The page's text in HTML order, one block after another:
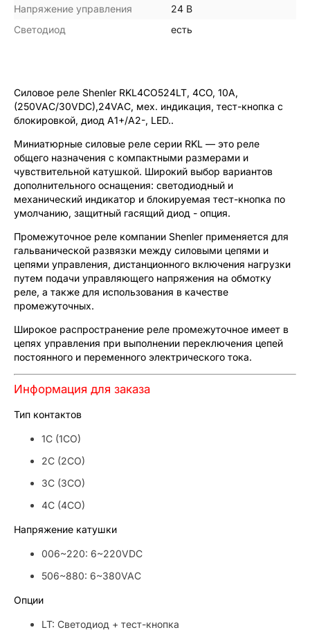
Напряжение управления
24 В
Светодиод
есть
Силовое реле Shenler RKL4CO524LT, 4CO, 10A,
(250VAC/30VDC),24VAC, мех. индикация, тест-кнопка с
блокировкой, диод A1+/A2-, LED..
Миниатюрные силовые реле серии RKL — это реле
общего назначения с компактными размерами и
чувствительной катушкой. Широкий выбор вариантов
дополнительного оснащения: светодиодный и
механический индикатор и блокируемая тест-кнопка по
умолчанию, защитный гасящий диод - опция.
Промежуточное реле компании Shenler применяется для
гальванической развязки между силовыми цепями и
цепями управления, дистанционного включения нагрузки
путем подачи управляющего напряжения на обмотку
реле, а также для использования в качестве
промежуточных.
Широкое распространение реле промежуточное имеет в
цепях управления при выполнении переключения цепей
постоянного и переменного электрического тока.
Информация для заказа
Тип контактов
1C (1CO)
2C (2CO)
3C (3CO)
4C (4CO)
Напряжение катушки
006~220: 6~220VDC
506~880: 6~380VAC
Опции
LT: Светодиод + тест-кнопка